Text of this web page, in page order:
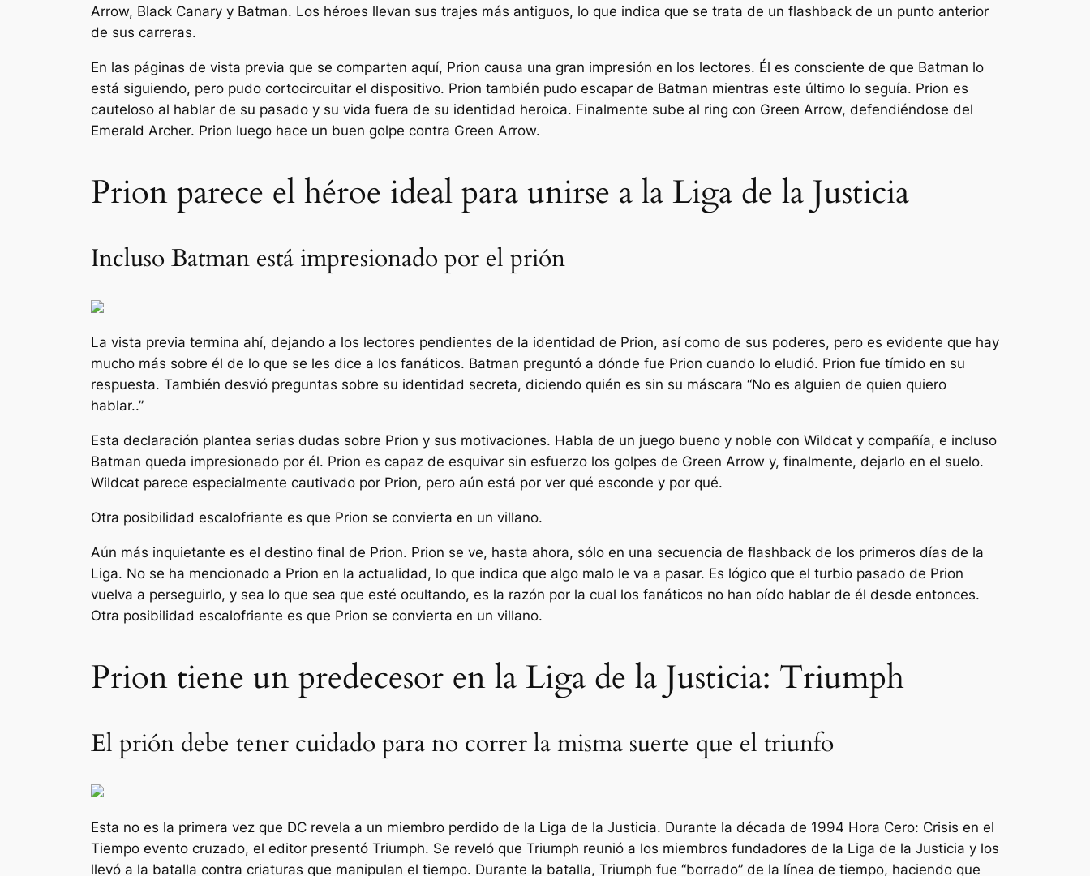
Arrow, Black Canary y Batman. Los héroes llevan sus trajes más antiguos, lo que indica que se trata de un flashback de un punto anterior
de sus carreras.
En las páginas de vista previa que se comparten aquí, Prion causa una gran impresión en los lectores. Él es consciente de que Batman lo
está siguiendo, pero pudo cortocircuitar el dispositivo. Prion también pudo escapar de Batman mientras este último lo seguía. Prion es
cauteloso al hablar de su pasado y su vida fuera de su identidad heroica. Finalmente sube al ring con Green Arrow, defendiéndose del
Emerald Archer. Prion luego hace un buen golpe contra Green Arrow.
Prion parece el héroe ideal para unirse a la Liga de la Justicia
Incluso Batman está impresionado por el prión
La vista previa termina ahí, dejando a los lectores pendientes de la identidad de Prion, así como de sus poderes, pero es evidente que hay
mucho más sobre él de lo que se les dice a los fanáticos. Batman preguntó a dónde fue Prion cuando lo eludió. Prion fue tímido en su
respuesta. También desvió preguntas sobre su identidad secreta, diciendo quién es sin su máscara “No es alguien de quien quiero
hablar..”
Esta declaración plantea serias dudas sobre Prion y sus motivaciones. Habla de un juego bueno y noble con Wildcat y compañía, e incluso
Batman queda impresionado por él. Prion es capaz de esquivar sin esfuerzo los golpes de Green Arrow y, finalmente, dejarlo en el suelo.
Wildcat parece especialmente cautivado por Prion, pero aún está por ver qué esconde y por qué.
Otra posibilidad escalofriante es que Prion se convierta en un villano.
Aún más inquietante es el destino final de Prion. Prion se ve, hasta ahora, sólo en una secuencia de flashback de los primeros días de la
Liga. No se ha mencionado a Prion en la actualidad, lo que indica que algo malo le va a pasar. Es lógico que el turbio pasado de Prion
vuelva a perseguirlo, y sea lo que sea que esté ocultando, es la razón por la cual los fanáticos no han oído hablar de él desde entonces.
Otra posibilidad escalofriante es que Prion se convierta en un villano.
Prion tiene un predecesor en la Liga de la Justicia: Triumph
El prión debe tener cuidado para no correr la misma suerte que el triunfo
Esta no es la primera vez que DC revela a un miembro perdido de la Liga de la Justicia. Durante la década de 1994 Hora Cero: Crisis en el
Tiempo evento cruzado, el editor presentó Triumph. Se reveló que Triumph reunió a los miembros fundadores de la Liga de la Justicia y los
llevó a la batalla contra criaturas que manipulan el tiempo. Durante la batalla, Triumph fue “borrado” de la línea de tiempo, haciendo que